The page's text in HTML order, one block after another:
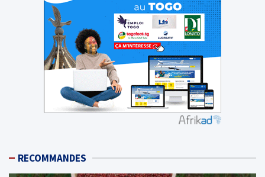
RECOMMANDES